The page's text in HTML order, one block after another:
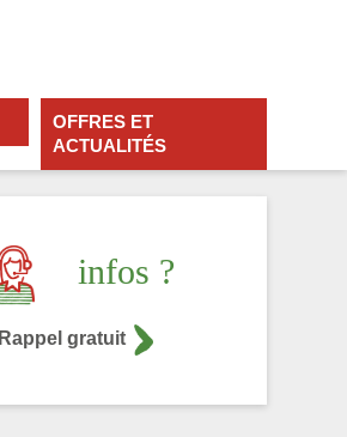
OFFRES ET
ACTUALITÉS
infos ?
Rappel gratuit